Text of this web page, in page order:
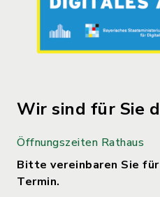
Wir sind für Sie
Öffnungszeiten Rathaus
Bitte vereinbaren Sie
Termin.